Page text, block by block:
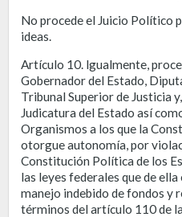
No procede el Juicio Político
ideas.
Artículo 10. lgualmente,
Gobernador del Estado,
Tribunal Superior de Justicia
Judicatura del Estado así
Organismos a los que la
otorgue autonomía, por
Constitución Política de los
las leyes federales que de
manejo indebido de fondos y
términos del artículo 110 de